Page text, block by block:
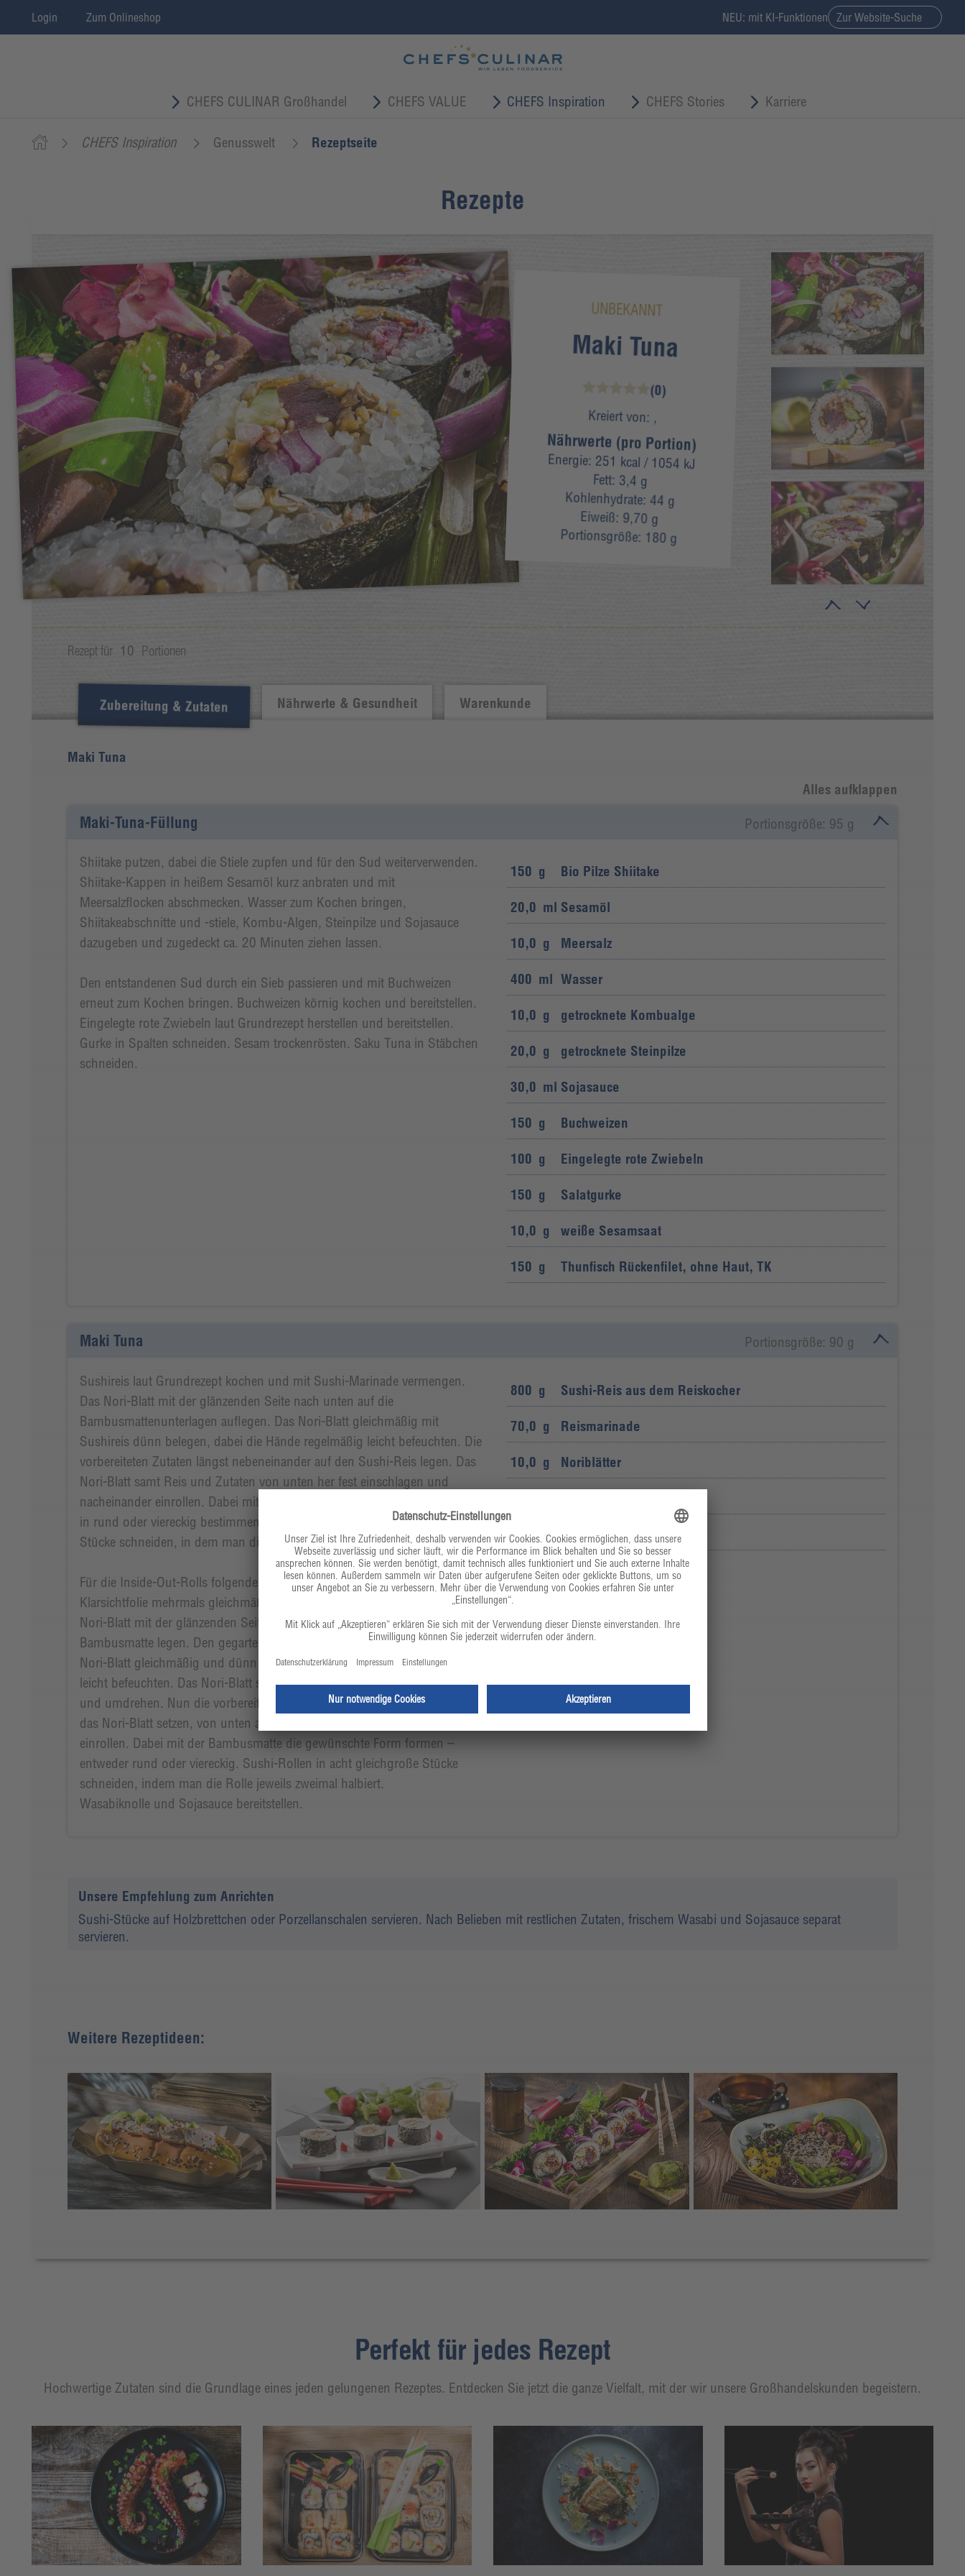
Login Zum Onlineshop NEU: mit KI-Funktionen Zur Website-Suche
CHEFS CULINAR Großhandel CHEFS VALUE CHEFS Inspiration CHEFS Stories Karriere
CHEFS Inspiration Genusswelt Rezeptseite
Rezepte
UNBEKANNT
Maki Tuna
(0)
Kreiert von: ,
Nährwerte (pro Portion)
Energie: 251 kcal/ 1054 kJ
Fett: 3,4 g
Kohlenhydrate: 44 g
Eiweiß: 9,70 g
Portionsgröße: 180 g
Rezept für 10 Portionen
Zubereitung & Zutaten Nährwerte & Gesundheit Warenkunde
Maki Tuna
Alles aufklappen
Maki-Tuna-Füllung Portionsgröße: 95 g
150 g Bio Pilze Shiitake
20,0 ml Sesamöl
10,0 g Meersalz
400 ml Wasser
10,0 g getrocknete Kombualge
20,0 g getrocknete Steinpilze
30,0 ml Sojasauce
150 g Buchweizen
100 g Eingelegte rote Zwiebeln
150 g Salatgurke
10,0 g weiße Sesamsaat
150 g Thunfisch Rückenfilet, ohne Haut, TK
Shiitake putzen, dabei die Stiele zupfen und für den Sud weiterverwenden.
Shiitake-Kappen in heißem Sesamöl kurz anbraten und mit
Meersalzflocken abschmecken. Wasser zum Kochen bringen,
Shiitakeabschnitte und -stiele, Kombu-Algen, Steinpilze und Sojasauce
dazugeben und zugedeckt ca. 20 Minuten ziehen lassen.
Den entstandenen Sud durch ein Sieb passieren und mit Buchweizen
erneut zum Kochen bringen. Buchweizen körnig kochen und bereitstellen.
Eingelegte rote Zwiebeln laut Grundrezept herstellen und bereitstellen.
Gurke in Spalten schneiden. Sesam trockenrösten. Saku Tuna in Stäbchen
schneiden.
Maki Tuna Portionsgröße: 90 g
800 g Sushi-Reis aus dem Reiskocher
70,0 g Reismarinade
10,0 g Noriblätter
40,0 ml Sojasauce
Sushireis laut Grundrezept kochen und mit Sushi-Marinade vermengen.
Das Nori-Blatt mit der glänzenden Seite nach unten auf die
Bambusmattenunterlagen auflegen. Das Nori-Blatt gleichmäßig mit
Sushireis dünn belegen, dabei die Hände regelmäßig leicht befeuchten. Die
vorbereiteten Zutaten längst nebeneinander auf den Sushi-Reis legen. Das
Nori-Blatt samt Reis und Zutaten von unten her fest einschlagen und
nacheinander einrollen. Dabei mit der Bambusmatte die gewünschte Form
in rund oder viereckig bestimmen. Sushi-Rollen in acht gleichgroße
Stücke schneiden, in dem man die Rolle jeweils zweimal halbiert.
Für die Inside-Out-Rolls folgendermaßen vorgehen: Bambusmatte mit
Klarsichtfolie mehrmals gleichmäßig umschließen und glattstreichen. Das
Nori-Blatt mit der glänzenden Seite nach unten auf die vorbereitete
Bambusmatte legen. Den gegarten und marinierten Sushi-Reis auf das
Nori-Blatt gleichmäßig und dünn verteilen. Dabei immer wieder die Hände
leicht befeuchten. Das Nori-Blatt samt Reis von der Bambusmatte lösen
und umdrehen. Nun die vorbereiteten und gewünschten Zutaten mittig auf
das Nori-Blatt setzen, von unten aus einschlagen und nacheinander
einrollen. Dabei mit der Bambusmatte die gewünschte Form formen –
entweder rund oder viereckig. Sushi-Rollen in acht gleichgroße Stücke
schneiden, indem man die Rolle jeweils zweimal halbiert.
Wasabiknolle und Sojasauce bereitstellen.
Unsere Empfehlung zum Anrichten
Sushi-Stücke auf Holzbrettchen oder Porzellanschalen servieren. Nach Belieben mit restlichen Zutaten, frischem Wasabi und Sojasauce separat
servieren.
Weitere Rezeptideen:
Perfekt für jedes Rezept
Hochwertige Zutaten sind die Grundlage eines jeden gelungenen Rezeptes. Entdecken Sie jetzt die ganze Vielfalt, mit der wir unsere Großhandelskunden begeistern.